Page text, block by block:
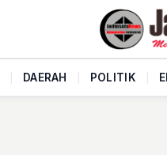
DAERAH POLITIK